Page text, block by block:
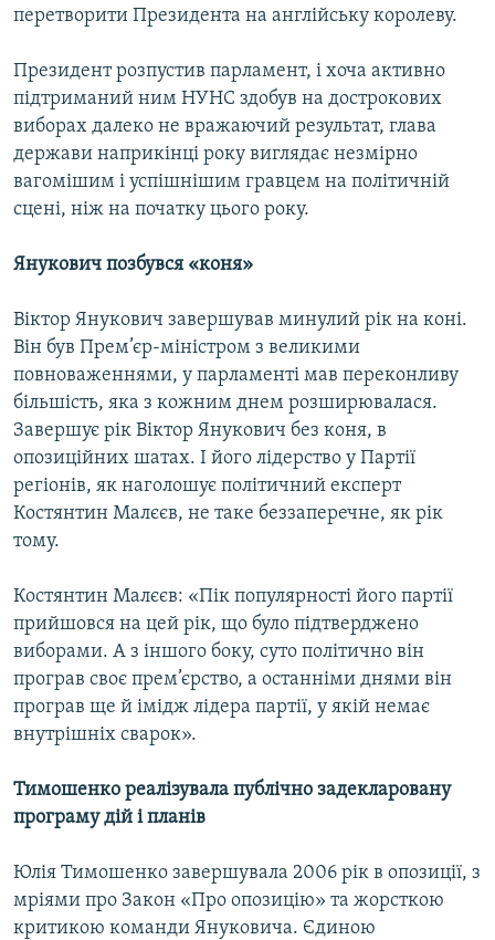
перетворити Президента на англійську королеву.
Президент розпустив парламент, і хоча активно
підтриманий ним НУНС здобув на дострокових
виборах далеко не вражаючий результат, глава
держави наприкінці року виглядає незмірно
вагомішим і успішнішим гравцем на політичній
сцені, ніж на початку цього року.
Янукович позбувся «коня»
Віктор Янукович завершував минулий рік на коні.
Він був Прем’єр-міністром з великими
повноваженнями, у парламенті мав переконливу
більшість, яка з кожним днем розширювалася.
Завершує рік Віктор Янукович без коня, в
опозиційних шатах. І його лідерство у Партії
регіонів, як наголошує політичний експерт
Костянтин Малєєв, не таке беззаперечне, як рік
тому.
Костянтин Малєєв: «Пік популярності його партії
прийшовся на цей рік, що було підтверджено
виборами. А з іншого боку, суто політично він
програв своє прем’єрство, а останніми днями він
програв ще й імідж лідера партії, у якій немає
внутрішніх сварок».
Тимошенко реалізувала публічно задекларовану
програму дій і планів
Юлія Тимошенко завершувала 2006 рік в опозиції, з
мріями про Закон «Про опозицію» та жорсткою
критикою команди Януковича. Єдиною